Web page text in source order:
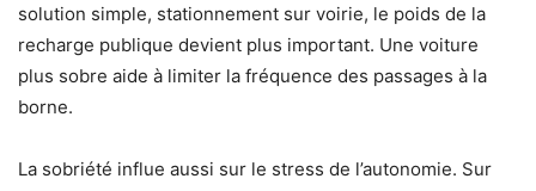
solution simple, stationnement sur voirie, le poids de la
recharge publique devient plus important. Une voiture
plus sobre aide à limiter la fréquence des passages à la
borne.
La sobriété influe aussi sur le stress de l’autonomie. Sur